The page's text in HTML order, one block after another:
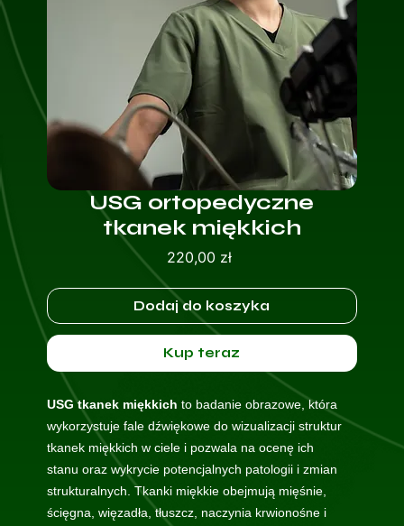
USG ortopedyczne
tkanek miękkich
220,00 złCena
Dodaj do koszyka
Kup teraz
USG tkanek miękkich to badanie obrazowe, która
wykorzystuje fale dźwiękowe do wizualizacji struktur
tkanek miękkich w ciele i pozwala na ocenę ich
stanu oraz wykrycie potencjalnych patologii i zmian
strukturalnych. Tkanki miękkie obejmują mięśnie,
ścięgna, więzadła, tłuszcz, naczynia krwionośne i